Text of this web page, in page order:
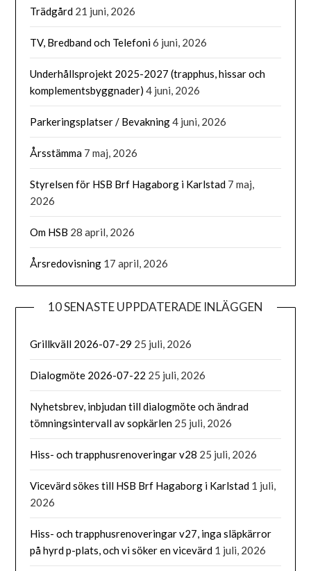
Trädgård 21 juni, 2026
TV, Bredband och Telefoni6 juni, 2026
Underhållsprojekt 2025-2027 (trapphus, hissar och
komplementsbyggnader) 4 juni, 2026
Parkeringsplatser / Bevakning4 juni, 2026
Årsstämma 7 maj, 2026
Styrelsen för HSB Brf Hagaborg i Karlstad 7 maj,
2026
Om HSB 28 april, 2026
Årsredovisning 17 april, 2026
10 SENASTE UPPDATERADE INLÄGGEN
Grillkväll 2026-07-29 25 juli, 2026
Dialogmöte 2026-07-22 25 juli, 2026
Nyhetsbrev, inbjudan till dialogmöte och ändrad
tömningsintervall av sopkärlen 25 juli, 2026
Hiss- och trapphusrenoveringar v28 25 juli, 2026
Vicevärd sökes till HSB Brf Hagaborg i Karlstad 1 juli,
2026
Hiss- och trapphusrenoveringar v27, inga släpkärror
på hyrd p-plats, och vi söker en vicevärd 1 juli, 2026